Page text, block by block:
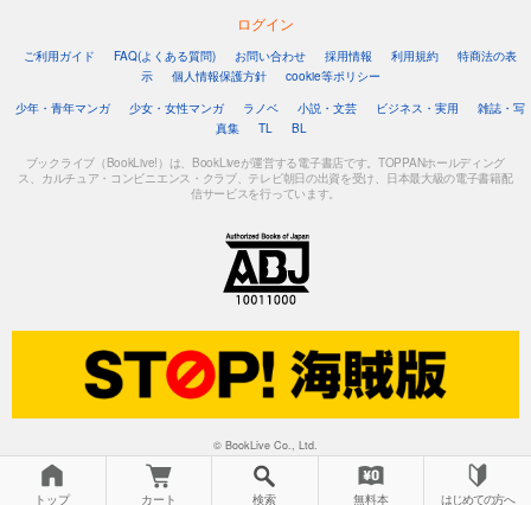
ログイン
ご利用ガイド FAQ(よくある質問) お問い合わせ 採用情報 利用規約
特商法の表
示
個人情報保護方針
cookie等ポリシー
少年・青年マンガ
少女・女性マンガ ラノベ 小説・文芸 ビジネス・実用
雑誌・写
真集
TL BL
ブックライブ（BookLive!）は、BookLiveが運営する電子書店です。TOPPANホールディング
ス、カルチュア・コンビニエンス・クラブ、テレビ朝日の出資を受け、日本最大級の電子書籍配
信サービスを行っています。
© BookLive Co., Ltd.
トップ カート 検索 無料本 はじめての方へ